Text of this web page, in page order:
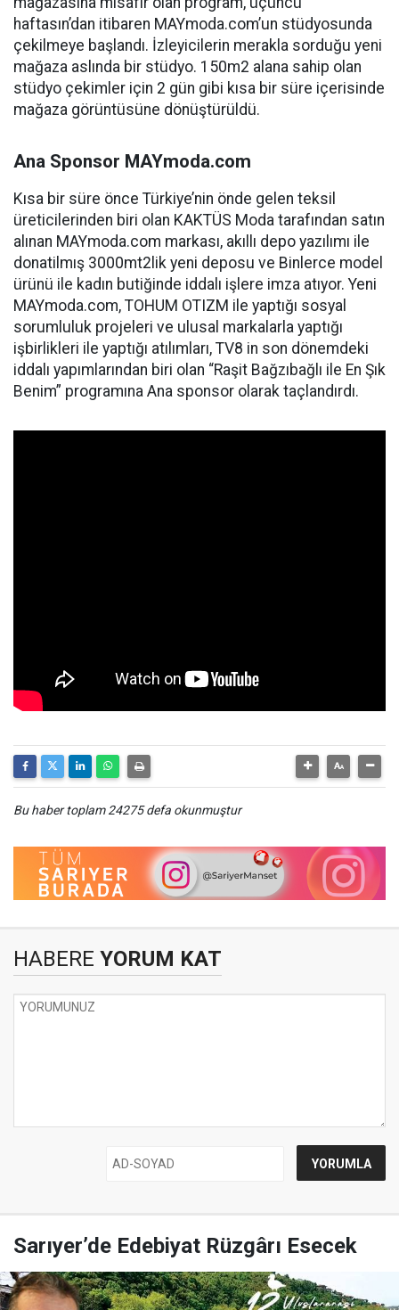
haftasın’dan itibaren MAYmoda.com’un stüdyosunda
çekilmeye başlandı. İzleyicilerin merakla sorduğu yeni
mağaza aslında bir stüdyo. 150m2 alana sahip olan
stüdyo çekimler için 2 gün gibi kısa bir süre içerisinde
mağaza görüntüsüne dönüştürüldü.
Ana Sponsor MAYmoda.com
Kısa bir süre önce Türkiye’nin önde gelen teksil
üreticilerinden biri olan KAKTÜS Moda tarafından satın
alınan MAYmoda.com markası, akıllı depo yazılımı ile
donatilmış 3000mt2lik yeni deposu ve Binlerce model
ürünü ile kadın butiğinde iddalı işlere imza atıyor. Yeni
MAYmoda.com, TOHUM OTIZM ile yaptığı sosyal
sorumluluk projeleri ve ulusal markalarla yaptığı
işbirlikleri ile yaptığı atılımları, TV8 in son dönemdeki
iddalı yapımlarından biri olan “Raşit Bağzıbağlı ile En Şık
Benim” programına Ana sponsor olarak taçlandırdı.
Bu haber toplam 24275 defa okunmuştur
HABERE YORUM KAT
Sarıyer’de Edebiyat Rüzgârı Esecek